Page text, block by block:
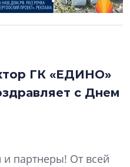
ГК «ЕДИНО»
с Днем
и партнеры! От всей